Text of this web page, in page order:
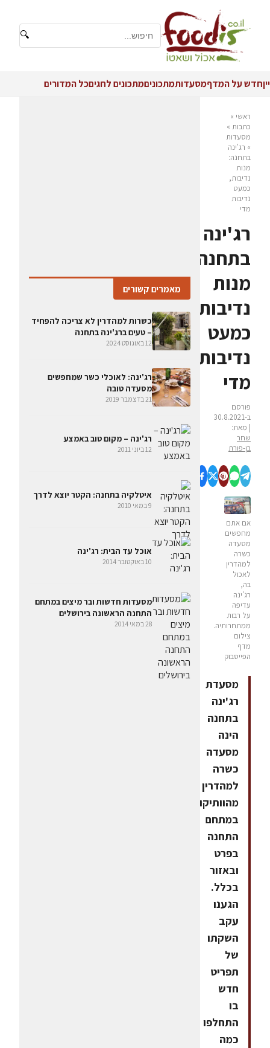
🔍
ייןחדש על המדףמסעדותמתכוניםמתכונים לחגיםכל המדורים
ראשי »
כתבות »
מסעדות
» רג'ינה
בתחנה:
מנות
נדיבות,
כמעט
נדיבות
מדי
רג'ינה
בתחנה:
מנות
נדיבות,
כמעט
נדיבות
מדי
פורסם
ב-30.8.2021
| מאת:
שחר
בן-פורת
אם אתם
מחפשים
מסעדה
כשרה
למהדרין
לאכול
בה,
רג'ינה
עדיפה
על רבות
ממתחרותיה.
צילום
מדף
הפייסבוק
מסעדת
רג'ינה
בתחנה
הינה
מסעדה
כשרה
למהדרין
מהוותיקות
במתחם
התחנה
בפרט
ובאזור
בכלל.
הגענו
עקב
השקתו
של
תפריט
חדש
בו
התחלפו
כמה
מאמרים קשורים
כשרות למהדרין לא צריכה להפחיד
– טעים ברג'ינה בתחנה
12 באוגוסט 2024
רג'ינה: לאוכלי כשר שמחפשים
מסעדה טובה
21 בדצמבר 2019
רג'ינה – מקום טוב באמצע
12 ביוני 2011
איטלקיה בתחנה: הקטר יוצא לדרך
9 במאי 2010
אוכל עד הבית: רג'ינה
10 באוקטובר 2014
מסעדות חדשות ובר מיצים במתחם
התחנה הראשונה בירושלים
28 במאי 2014